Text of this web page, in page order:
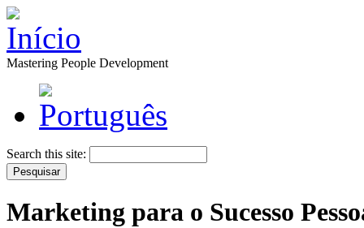
Mastering People Development
Search this site:
Marketing para o Sucesso